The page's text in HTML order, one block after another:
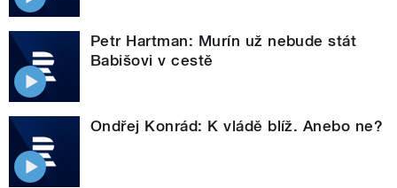
Petr Hartman: Murín už nebude stát
Babišovi v cestě
Ondřej Konrád: K vládě blíž. Anebo ne?